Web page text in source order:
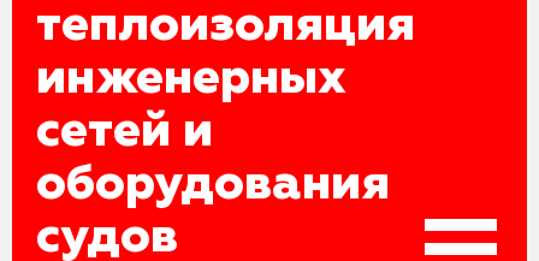
теплоизоляция
инженерных
сетей и
оборудования
судов